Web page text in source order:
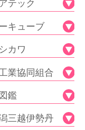
テック
キューブ
カワ
業協同組合
鑑
三越伊勢丹